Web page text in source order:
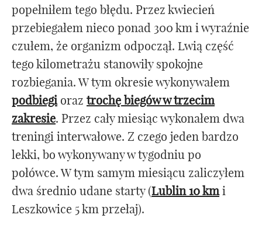
popełniłem tego błędu. Przez kwiecień
przebiegałem nieco ponad 300 km i wyraźnie
czułem, że organizm odpoczął. Lwią część
tego kilometrażu stanowiły spokojne
rozbiegania. W tym okresie wykonywałem
podbiegioraz trochę biegów w trzecim
zakresie. Przez cały miesiąc wykonałem dwa
treningi interwałowe. Z czego jeden bardzo
lekki, bo wykonywany w tygodniu po
połówce. W tym samym miesiącu zaliczyłem
dwa średnio udane starty (Lublin 10 kmi
Leszkowice 5 km przełaj).